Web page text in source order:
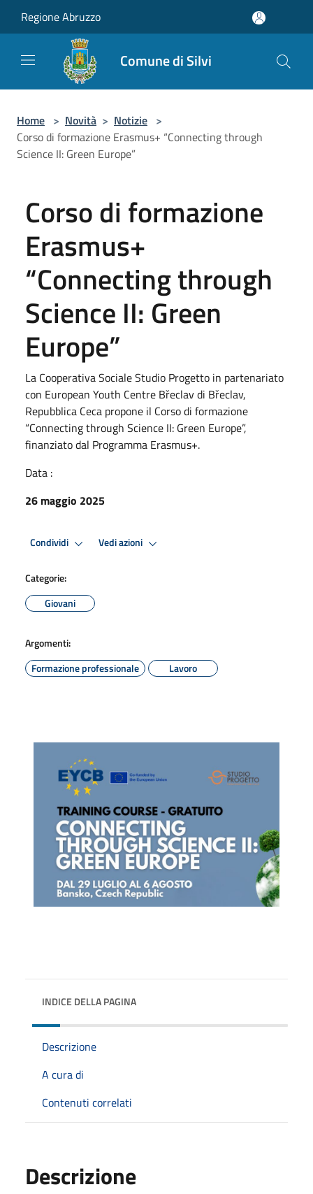
Regione Abruzzo
Comune di Silvi
Home > Novità > Notizie >
Corso di formazione Erasmus+ “Connecting through
Science II: Green Europe”
Corso di formazione
Erasmus+
“Connecting through
Science II: Green
Europe”
La Cooperativa Sociale Studio Progetto in partenariato
con European Youth Centre Břeclav di Břeclav,
Repubblica Ceca propone il Corso di formazione
“Connecting through Science II: Green Europe”,
finanziato dal Programma Erasmus+.
Data :
26 maggio 2025
Condividi Vedi azioni
Categorie:
Giovani
Argomenti:
Formazione professionale
Lavoro
INDICE DELLA PAGINA
Descrizione
A cura di
Contenuti correlati
Descrizione